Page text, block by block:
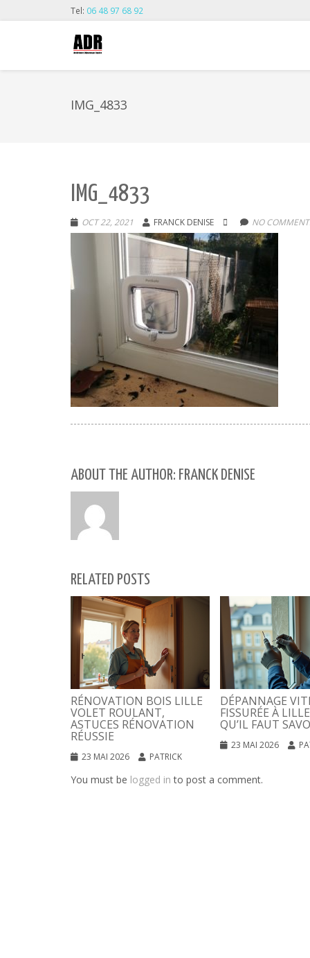
Tel: 06 48 97 68 92
IMG_4833
IMG_4833
OCT 22, 2021 FRANCK DENISE NO
ABOUT THE AUTHOR: FRANCK DENISE
RELATED POSTS
RÉNOVATION BOIS LILLE
VOLET ROULANT,
ASTUCES RÉNOVATION
RÉUSSIE
23 MAI 2026 PATRICK
DÉPANNAGE
FISSURÉE À
QU’IL FAUT
23 MAI 2026
You must be logged in to post a comment.